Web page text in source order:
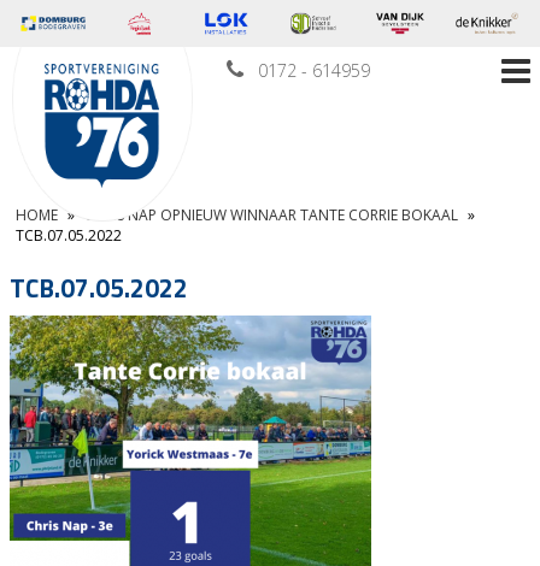
0172 - 614959
HOME » CHRIS NAP OPNIEUW WINNAAR TANTE CORRIE BOKAAL »
TCB.07.05.2022
TCB.07.05.2022